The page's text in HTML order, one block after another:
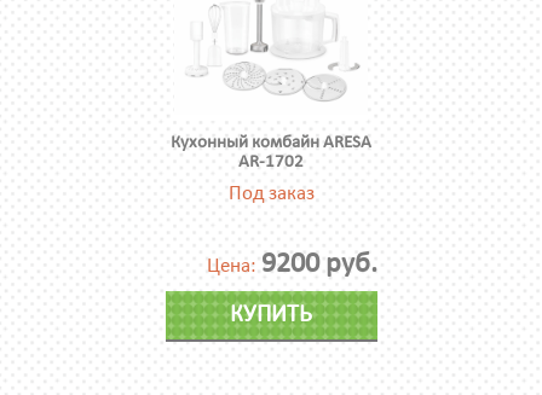
Кухонный комбайн ARESA
AR-1702
Под заказ
Цена: 9200 руб.
КУПИТЬ